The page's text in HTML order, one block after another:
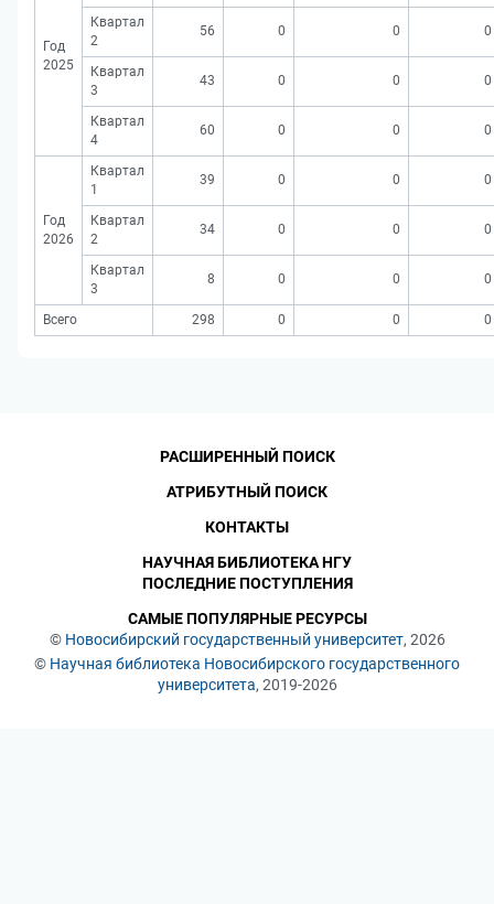
Год
2025
Квартал
2
56 0 0 0
Квартал
3
43 0 0 0
Квартал
4
60 0 0 0
Год
2026
Квартал
1
39 0 0 0
Квартал
2
34 0 0 0
Квартал
3
8 0 0 0
Всего 298 0 0 0
© Новосибирский государственный университет, 2026
© Научная библиотека Новосибирского государственного
университета, 2019-2026
РАСШИРЕННЫЙ ПОИСК
АТРИБУТНЫЙ ПОИСК
КОНТАКТЫ
НАУЧНАЯ БИБЛИОТЕКА НГУ
ПОСЛЕДНИЕ ПОСТУПЛЕНИЯ
САМЫЕ ПОПУЛЯРНЫЕ РЕСУРСЫ